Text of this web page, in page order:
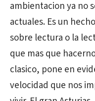
ambientacion ya no
actuales. Es un
sobre lectura o la
que mas que
clasico, pone en
velocidad que nos